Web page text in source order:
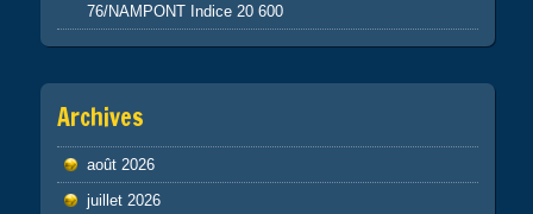
76/NAMPONT Indice 20 600
Archives
août 2026
juillet 2026